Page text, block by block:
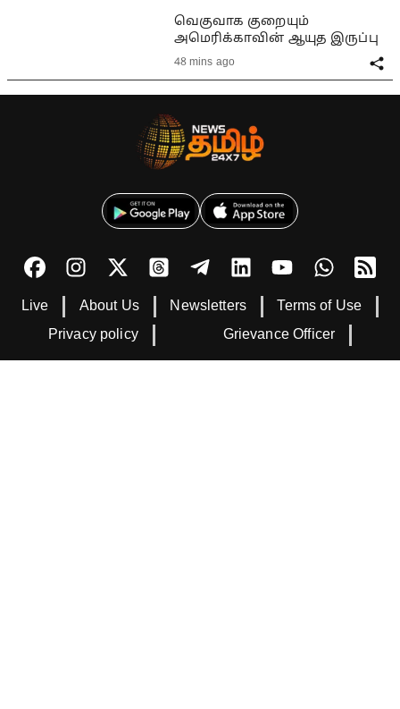
வெகுவாக குறையும்
அமெரிக்காவின் ஆயுத இருப்பு
48 mins ago
Live About Us Newsletters
Terms of Use
Privacy policy
Grievance Officer